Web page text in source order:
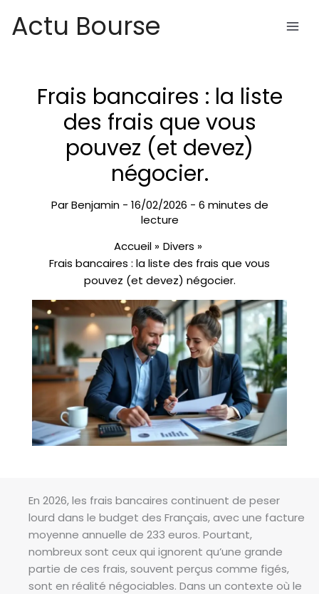
Actu Bourse
Frais bancaires : la liste
des frais que vous
pouvez (et devez)
négocier.
ParBenjamin - 16/02/2026 - 6 minutes de
lecture
Accueil
Divers
Frais bancaires : la liste des frais que vous
pouvez (et devez) négocier.
En 2026, les frais bancaires continuent de peser
lourd dans le budget des Français, avec une facture
moyenne annuelle de 233 euros. Pourtant,
nombreux sont ceux qui ignorent qu’une grande
partie de ces frais, souvent perçus comme figés,
sont en réalité négociables. Dans un contexte où le